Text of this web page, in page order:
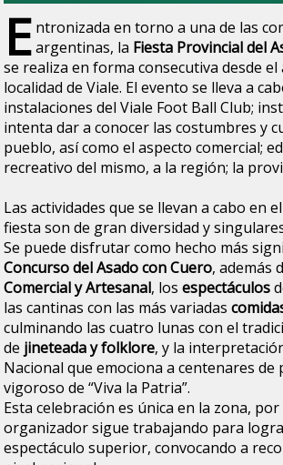
E ntronizada en torno a una de las
argentinas, la Fiesta Provincial del
se realiza en forma consecutiva desde el
localidad de Viale. El evento se lleva a
instalaciones del Viale Foot Ball Club;
intenta dar a conocer las costumbres y
pueblo, así como el aspecto comercial;
recreativo del mismo, a la región; la
Las actividades que se llevan a cabo en
fiesta son de gran diversidad y
Se puede disfrutar como hecho más
Concurso del Asado con Cuero, además
Comercial y Artesanal, losespectáculos
las cantinas con las más variadas
culminando las cuatro lunas con el
de jineteada y folklore, y la
Nacional que emociona a centenares
vigoroso de “Viva la Patria”.
Esta celebración es única en la zona,
organizador sigue trabajando para
espectáculo superior, convocando a